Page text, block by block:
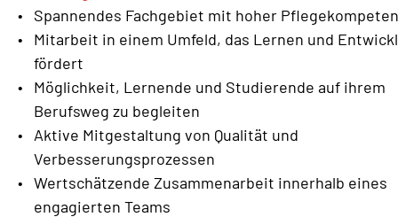
Spannendes Fachgebiet mit hoher
Mitarbeit in einem Umfeld, das Lernen und
fördert
Möglichkeit, Lernende und Studierende auf ihrem
Berufsweg zu begleiten
Aktive Mitgestaltung von Qualität und
Verbesserungsprozessen
Wertschätzende Zusammenarbeit innerhalb eines
engagierten Teams